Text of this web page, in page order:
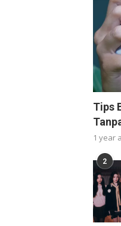
Tips
1 year
2